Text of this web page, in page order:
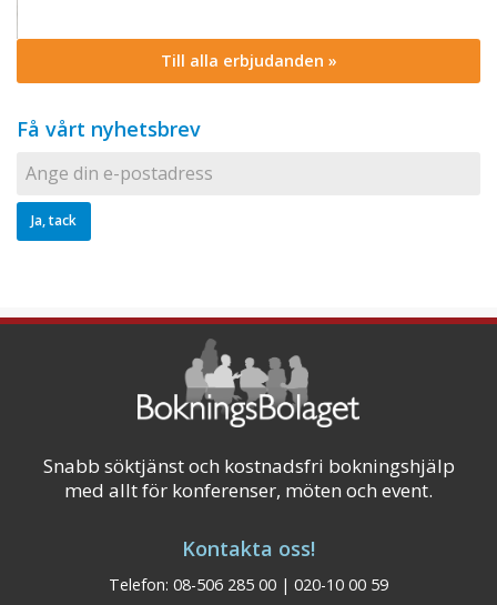
Till alla erbjudanden »
Få vårt nyhetsbrev
Snabb söktjänst och kostnadsfri bokningshjälp
med allt för konferenser, möten och event.
Kontakta oss!
Telefon: 08-506 285 00 | 020-10 00 59